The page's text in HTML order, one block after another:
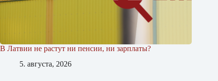
В Латвии не растут ни пенсии, ни зарплаты?
5. августа, 2026